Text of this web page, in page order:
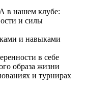
в нашем клубе:
и силы
и навыками
в себе
образа жизни
и турнирах